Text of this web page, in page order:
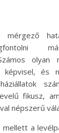
olyan
képvisel, és
fikusz,
népszerű
a